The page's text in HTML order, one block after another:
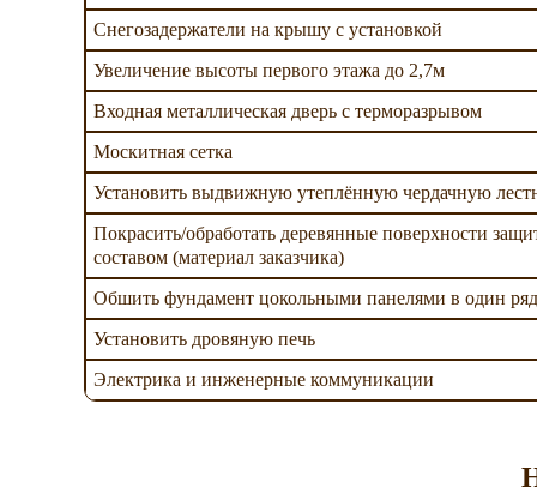
Снегозадержатели на крышу с установкой
Увеличение высоты первого этажа до 2,7м
Входная металлическая дверь с терморазрывом
Москитная сетка
Установить выдвижную утеплённую чердачную
Покрасить/обработать деревянные поверхности
составом (материал заказчика)
Обшить фундамент цокольными панелями в один ряд
Установить дровяную печь
Электрика и инженерные коммуникации